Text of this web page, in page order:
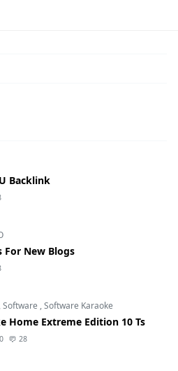
Backlink
For New Blogs
,Software ,Software Karaoke
Home Extreme Edition 10 Ts
28